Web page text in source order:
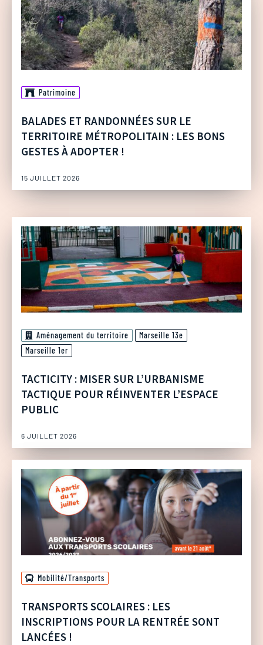
Patrimoine
BALADES ET RANDONNÉES SUR LE
TERRITOIRE MÉTROPOLITAIN : LES BONS
GESTES À ADOPTER !
15 JUILLET 2026
Aménagement du territoire
Marseille 13e
Marseille 1er
TACTICITY : MISER SUR L’URBANISME
TACTIQUE POUR RÉINVENTER L’ESPACE
PUBLIC
6 JUILLET 2026
Mobilité/Transports
TRANSPORTS SCOLAIRES : LES
INSCRIPTIONS POUR LA RENTRÉE SONT
LANCÉES !